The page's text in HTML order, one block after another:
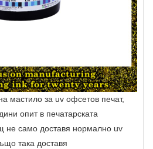
мастило за uv офсетов печат,
опит в печатарската
не само доставя нормално uv
така доставя